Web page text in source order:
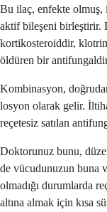
Bu ilaç, enfekte
aktif bileşeni birleştirir.
kortikosteroiddir,
öldüren bir
Kombinasyon,
losyon olarak gelir.
reçetesiz satılan
Doktorunuz bunu,
de vücudunuzun buna
olmadığı durumlarda
altına almak için kısa